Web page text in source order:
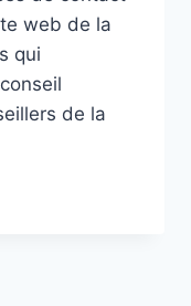
web de la
qui
de la